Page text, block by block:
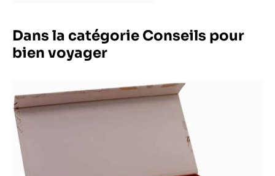
Dans la catégorie Conseils pour
bien voyager